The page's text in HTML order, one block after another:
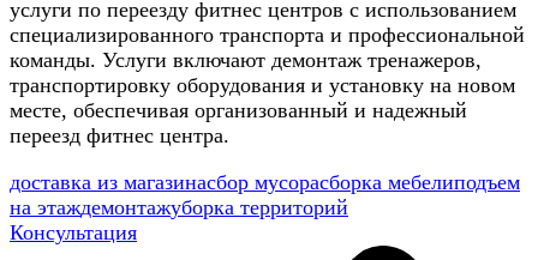
услуги по переезду фитнес центров с использованием
специализированного транспорта и профессиональной
команды. Услуги включают демонтаж тренажеров,
транспортировку оборудования и установку на новом
месте, обеспечивая организованный и надежный
переезд фитнес центра.
доставка из магазинасбор мусорасборка мебелиподъем
на этаждемонтажуборка территорий
Консультация